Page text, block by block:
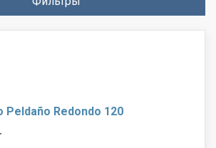
Peldaño Redondo 120